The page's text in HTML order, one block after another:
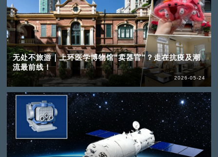
无处不旅游｜上环医学博物馆“卖器官”？走在抗疫及潮
流最前线！
2026-05-24